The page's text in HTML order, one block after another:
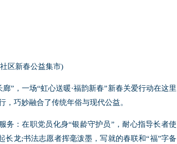
区新春公益集市)
”，一场“虹心送暖·福韵新春”新春关爱行动在这里
，巧妙融合了传统年俗与现代公益。
务：在职党员化身“银龄守护员”，耐心指导长者使
长龙;书法志愿者挥毫泼墨，写就的春联和“福”字备